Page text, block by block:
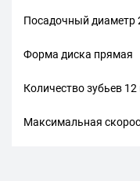
Посадочный диаметр
Форма диска прямая
Количество зубьев
Максимальная